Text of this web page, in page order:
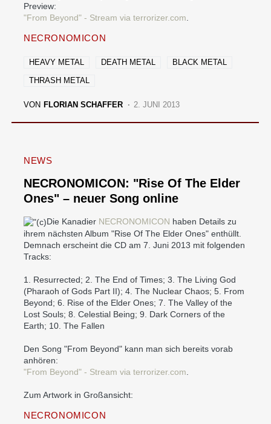
Preview:
"From Beyond" - Stream via terrorizer.com
NECRONOMICON
HEAVY METAL DEATH METAL
BLACK METAL
THRASH METAL
VON FLORIAN SCHAFFER 2. JUNI 2013
NEWS
NECRONOMICON: "Rise Of The Elder
Ones" – neuer Song online
Die Kanadier NECRONOMICON haben Details zu
ihrem nächsten Album "Rise Of The Elder Ones" enthüllt.
Demnach erscheint die CD am 7. Juni 2013 mit folgenden
Tracks:
1. Resurrected; 2. The End of Times; 3. The Living God
(Pharaoh of Gods Part II); 4. The Nuclear Chaos; 5. From
Beyond; 6. Rise of the Elder Ones; 7. The Valley of the
Lost Souls; 8. Celestial Being; 9. Dark Corners of the
Earth; 10. The Fallen
Den Song "From Beyond" kann man sich bereits vorab
anhören:
"From Beyond" - Stream via terrorizer.com
Zum Artwork in Großansicht:
NECRONOMICON